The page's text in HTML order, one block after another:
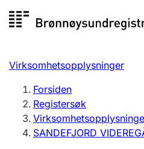
til
Registersøk
Aksjeselskap
Enkeltpersonforetak
Registrere, endre, slette
Virksomhetsopplysninger
Forsiden
Registersøk
SANDEFJORD